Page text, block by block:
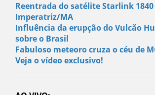
Reentrada do satélite Starlink
Imperatriz/MA
Influência da erupção do Vulcão
sobre o Brasil
Fabuloso meteoro cruza o céu de
Veja o vídeo exclusivo!